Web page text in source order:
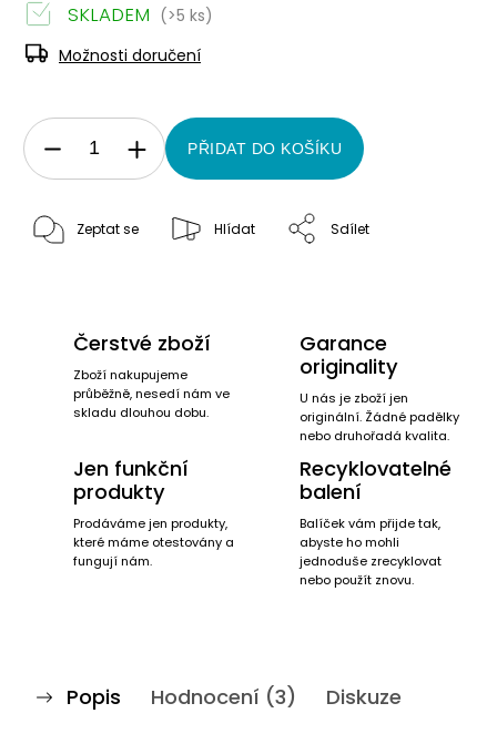
SKLADEM (>5 ks)
Možnosti doručení
PŘIDAT DO KOŠÍKU
Zeptat se Hlídat Sdílet
Čerstvé zboží
Zboží nakupujeme
průběžně, nesedí nám ve
skladu dlouhou dobu.
Garance
originality
U nás je zboží jen
originální. Žádné padělky
nebo druhořadá kvalita.
Jen funkční
produkty
Prodáváme jen produkty,
které máme otestovány a
fungují nám.
Recyklovatelné
balení
Balíček vám přijde tak,
abyste ho mohli
jednoduše zrecyklovat
nebo použít znovu.
Popis Hodnocení (3) Diskuze